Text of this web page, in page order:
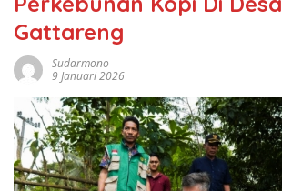
Gattareng
Sudarmono
9 Januari 2026